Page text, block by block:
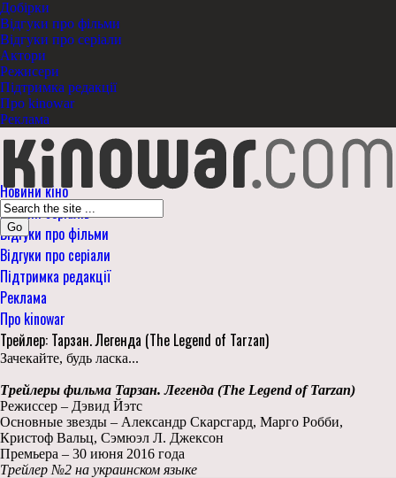
Добірки
Відгуки про фільми
Відгуки про серіали
Актори
Режисери
Підтримка редакції
Про kinowar
Реклама
Go
Новини кіно
Новини серіалів
Відгуки про фільми
Відгуки про серіали
Підтримка редакції
Реклама
Про kinowar
Трейлер: Тарзан. Легенда (The Legend of Tarzan)
Зачекайте, будь ласка...
Трейлеры фильма Тарзан. Легенда (The Legend of Tarzan)
Режиссер – Дэвид Йэтс
Основные звезды – Александр Скарсгард, Марго Робби,
Кристоф Вальц, Сэмюэл Л. Джексон
Премьера – 30 июня 2016 года
Трейлер №2 на украинском языке